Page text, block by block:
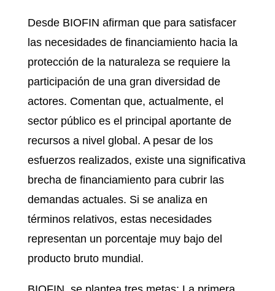
Desde BIOFIN afirman que para satisfacer
las necesidades de financiamiento hacia la
protección de la naturaleza se requiere la
participación de una gran diversidad de
actores. Comentan que, actualmente, el
sector público es el principal aportante de
recursos a nivel global. A pesar de los
esfuerzos realizados, existe una significativa
brecha de financiamiento para cubrir las
demandas actuales. Si se analiza en
términos relativos, estas necesidades
representan un porcentaje muy bajo del
producto bruto mundial.